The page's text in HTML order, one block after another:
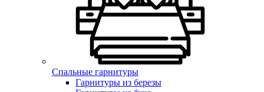
Спальные гарнитуры
Гарнитуры из березы